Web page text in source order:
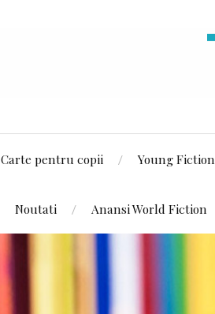
Carte pentru copii Young Fiction
Noutati Anansi World Fiction